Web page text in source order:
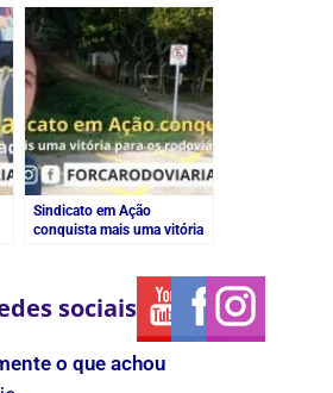
Sindicato em Ação
conquista mais uma vitória
sociais
o que achou